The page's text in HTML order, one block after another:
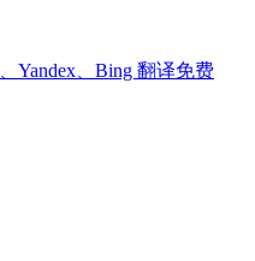
Yandex、Bing 翻译免费